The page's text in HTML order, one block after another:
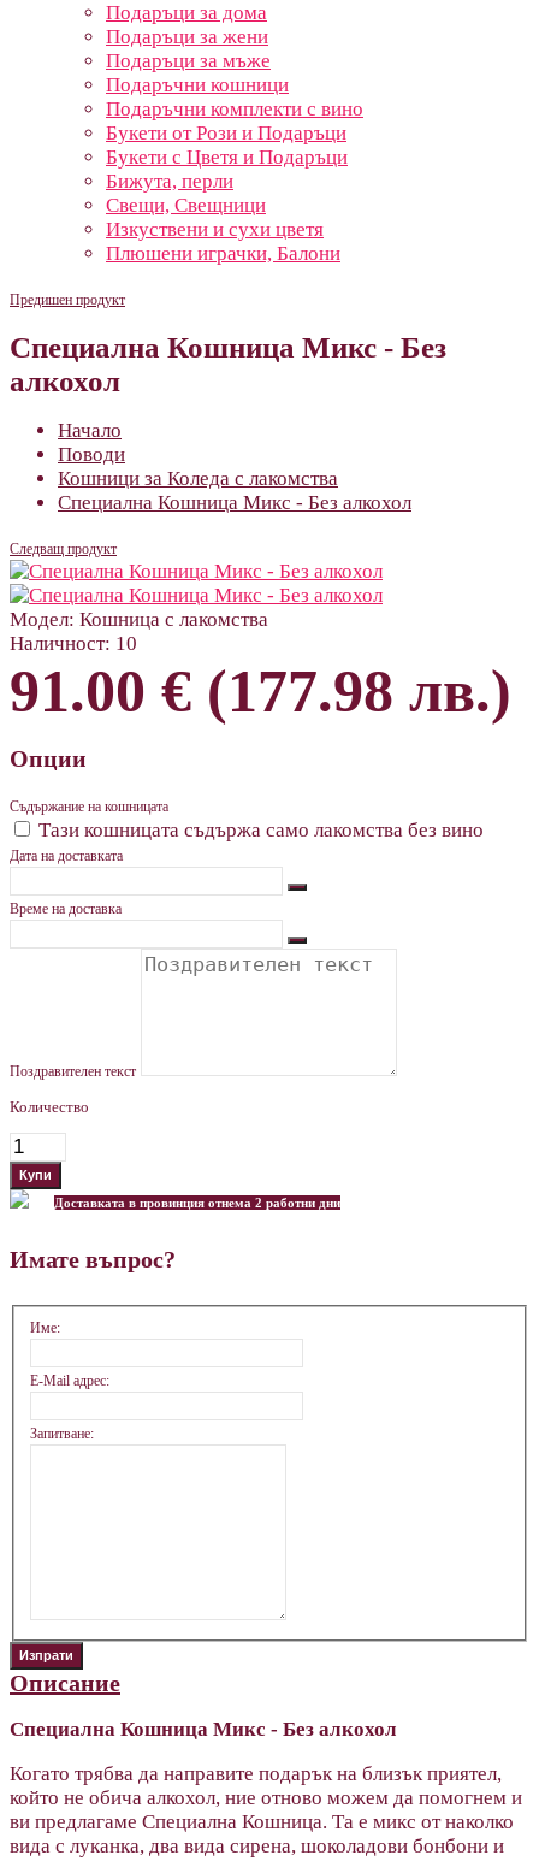
Подаръци за дома
Подаръци за жени
Подаръци за мъже
Подаръчни кошници
Подаръчни комплекти с вино
Букети от Рози и Подаръци
Букети с Цветя и Подаръци
Бижута, перли
Свещи, Свещници
Изкуствени и сухи цветя
Плюшени играчки, Балони
Предишен продукт
Специална Кошница Микс - Без
алкохол
Начало
Поводи
Кошници за Коледа с лакомства
Специална Кошница Микс - Без алкохол
Следващ продукт
Модел: Кошница с лакомства
Наличност: 10
91.00 € (177.98 лв.)
Опции
Съдържание на кошницата
Тази кошницата съдържа само лакомства без вино
Дата на доставката
Време на доставка
Поздравителен текст
Количество
Доставката в провинция отнема 2 работни дни
Имате въпрос?
Име:
E-Mail адрес:
Запитване:
Описание
Специална Кошница Микс - Без алкохол
Когато трябва да направите подарък на близък приятел,
който не обича алкохол, ние отново можем да помогнем и
ви предлагаме Специална Кошница. Та е микс от наколко
вида с луканка, два вида сирена, шоколадови бонбони и